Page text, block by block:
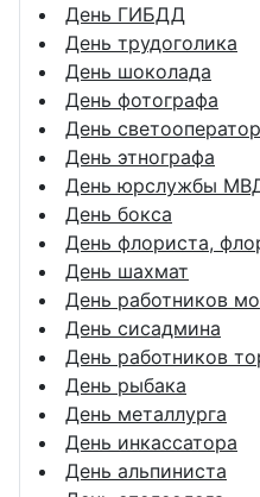
День ГИБДД
День трудоголика
День шоколада
День фотографа
День
День этнографа
День юрслужбы
День бокса
День флориста,
День шахмат
День работников
День сисадмина
День работников
День рыбака
День металлурга
День инкассатора
День альпиниста